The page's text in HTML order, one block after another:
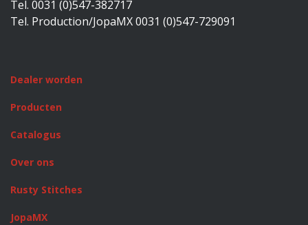
Tel. 0031 (0)547-382717
Tel. Production/JopaMX 0031 (0)547-729091
Dealer worden
Producten
Catalogus
Over ons
Rusty Stitches
JopaMX